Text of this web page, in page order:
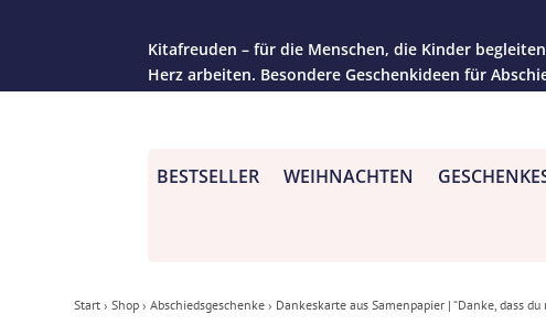
Kitafreuden – für die Menschen, die Kinder
Herz arbeiten. Besondere Geschenkideen für
BESTSELLER WEIHNACHTEN
Start ›Shop ›Abschiedsgeschenke › Dankeskarte aus Samenpapier | “Danke, dass